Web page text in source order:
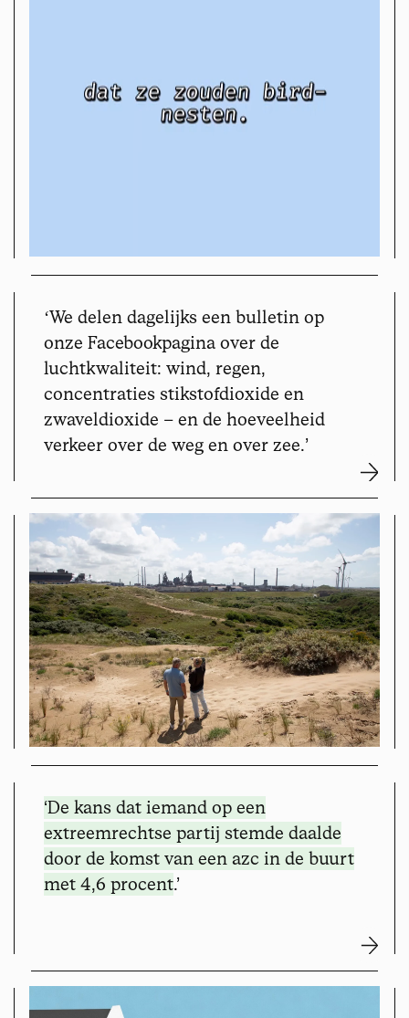
ʻWe delen dagelijks een bulletin op
onze Facebookpagina over de
luchtkwaliteit: wind, regen,
concentraties stikstofdioxide en
zwaveldioxide – en de hoeveelheid
verkeer over de weg en over zee.’
‘De kans dat iemand op een
extreemrechtse partij stemde daalde
door de komst van een azc in de buurt
met 4,6 procent.’